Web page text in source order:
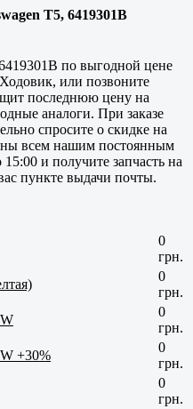
T5, 6419301B
по выгодной цене
или позвоните
последнюю цену на
аналоги. При заказе
спросите о скидке на
всем нашим постоянным
и получите запчасть на
пункте выдачи почты.
0
грн.
0
грн.
0
грн.
+30%
0
грн.
0
грн.